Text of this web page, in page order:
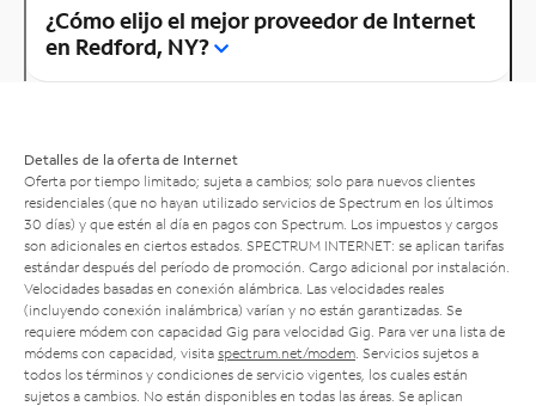
¿Cómo elijo el mejor proveedor de Internet
en Redford, NY?
Detalles de la oferta de Internet
Oferta por tiempo limitado; sujeta a cambios; solo para nuevos clientes
residenciales (que no hayan utilizado servicios de Spectrum en los últimos
30 días) y que estén al día en pagos con Spectrum. Los impuestos y cargos
son adicionales en ciertos estados. SPECTRUM INTERNET: se aplican tarifas
estándar después del período de promoción. Cargo adicional por instalación.
Velocidades basadas en conexión alámbrica. Las velocidades reales
(incluyendo conexión inalámbrica) varían y no están garantizadas. Se
requiere módem con capacidad Gig para velocidad Gig. Para ver una lista de
módems con capacidad, visita spectrum.net/modem . Servicios sujetos a
todos los términos y condiciones de servicio vigentes, los cuales están
sujetos a cambios. No están disponibles en todas las áreas. Se aplican